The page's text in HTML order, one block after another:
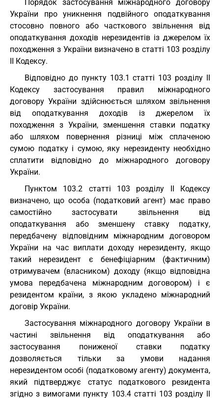
Порядок застосування міжнародного договору
України про уникнення подвійного оподаткування
стосовно повного або часткового звільнення від
оподаткування доходів нерезидентів із джерелом їх
походження з України визначено в статті 103 розділу
II Кодексу.
Відповідно до пункту 103.1 статті 103 розділу II
Кодексу застосування правил міжнародного
договору України здійснюється шляхом звільнення
від оподаткування доходів із джерелом їх
походження з України, зменшення ставки податку
або шляхом повернення різниці між сплаченою
сумою податку і сумою, яку нерезиденту необхідно
сплатити відповідно до міжнародного договору
України.
Пунктом 103.2 статті 103 розділу II Кодексу
визначено, що особа (податковий агент) має право
самостійно застосувати звільнення від
оподаткування або зменшену ставку податку,
передбачену відповідним міжнародним договором
України на час виплати доходу нерезиденту, якщо
такий нерезидент є бенефіціарним (фактичним)
отримувачем (власником) доходу (якщо відповідна
умова передбачена міжнародним договором) і є
резидентом країни, з якою укладено міжнародний
договір України.
Застосування міжнародного договору України в
частині звільнення від оподаткування або
застосування пониженої ставки податку
дозволяється тільки за умови надання
нерезидентом особі (податковому агенту) документа,
який підтверджує статус податкового резидента
згідно з вимогами пункту 103.4 статті 103 розділу II